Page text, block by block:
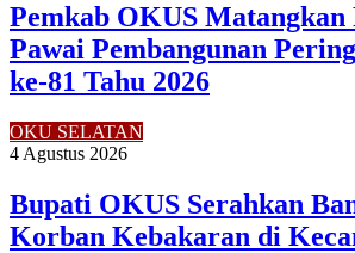
Pemkab OKUS Matangkan
Pawai Pembangunan
ke-81 Tahu 2026
OKU SELATAN
4 Agustus 2026
Bupati OKUS Serahkan
Korban Kebakaran di